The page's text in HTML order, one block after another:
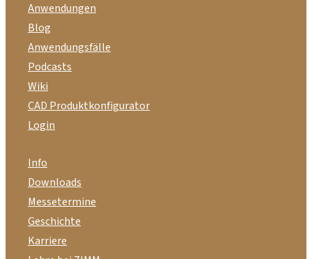
Anwendungen
Blog
Anwendungsfälle
Podcasts
Wiki
CAD Produktkonfigurator
Login
Info
Downloads
Messetermine
Geschichte
Karriere